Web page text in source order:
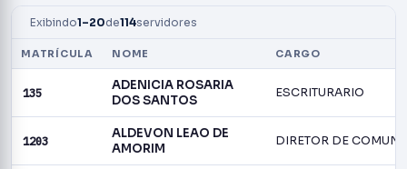
Exibindo1–20de114servidores
MATRÍCULA NOME CARGO
135
ADENICIA ROSARIA
DOS SANTOS
ESCRITURARIO
1203
ALDEVON LEAO DE
AMORIM
DIRETOR DE